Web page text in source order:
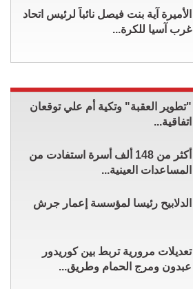
الأميرة آية بنت فيصل نائباً لرئيس اتحاد
غرب آسيا للكرة...
"تطوير العقبة" وتكية أم علي توقعان
اتفاقية...
أكثر من 148 ألف أسرة استفادت من
المساعدات العينية...
الدلابيح رئيسا لمؤسسة إعمار جرش
تعديلات مرورية تربط بين كوريدور
عبدون ومرج الحمام وطريق...